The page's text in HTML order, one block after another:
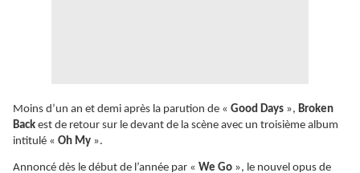
Moins d’un an et demi après la parution de « Good Days », Broken
Back est de retour sur le devant de la scène avec un troisième album
intitulé « Oh My ».
Annoncé dès le début de l’année par « We Go », le nouvel opus de